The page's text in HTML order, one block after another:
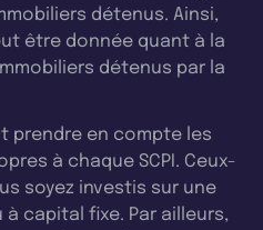
détenus. Ainsi,
être donnée quant à la
détenus par la
prendre en compte les
à chaque SCPI. Ceux-
soyez investis sur une
à capital fixe. Par ailleurs,